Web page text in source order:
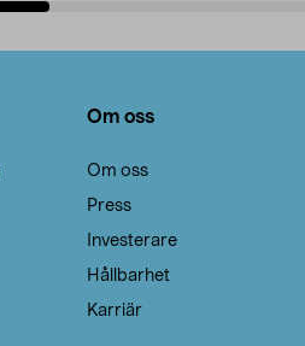
Om oss
Om oss
Press
Investerare
Hållbarhet
Karriär